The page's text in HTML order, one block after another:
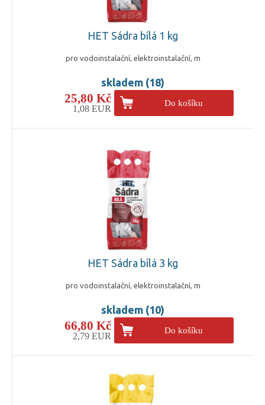
HET Sádra bílá 1 kg
pro vodoinstalační, elektroinstalační, m
skladem (18)
25,80 Kč
1,08 EUR
Do košíku
HET Sádra bílá 3 kg
pro vodoinstalační, elektroinstalační, m
skladem (10)
66,80 Kč
2,79 EUR
Do košíku